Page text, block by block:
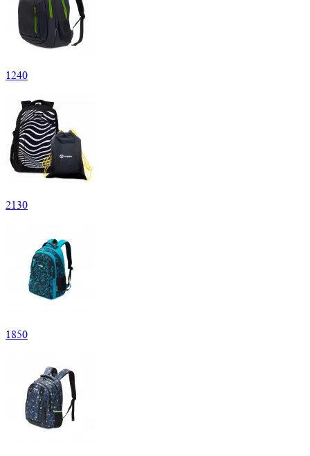
1240
2130
1850